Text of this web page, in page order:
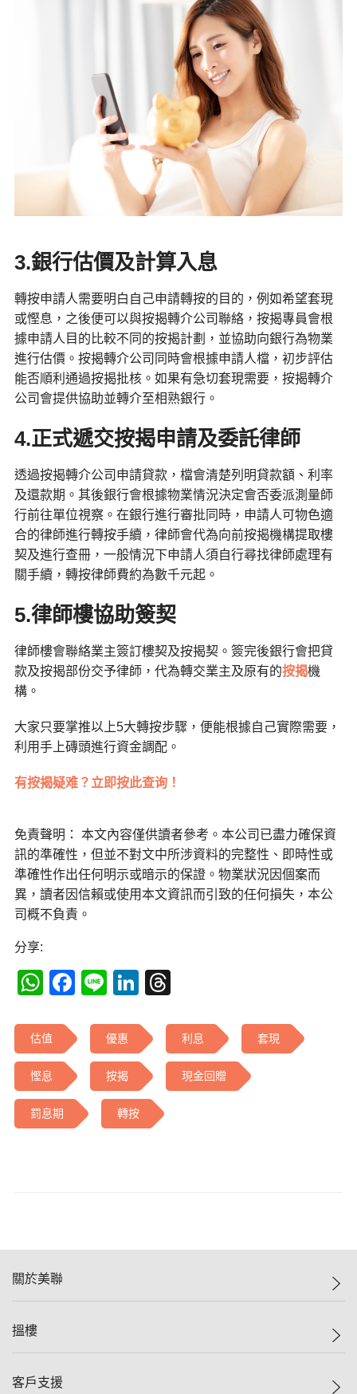
3.銀行估價及計算入息
轉按申請人需要明白自己申請轉按的目的，例如希望套現
或慳息，之後便可以與按揭轉介公司聯絡，按揭專員會根
據申請人目的比較不同的按揭計劃，並協助向銀行為物業
進行估價。按揭轉介公司同時會根據申請人檔，初步評估
能否順利通過按揭批核。如果有急切套現需要，按揭轉介
公司會提供協助並轉介至相熟銀行。
4.正式遞交按揭申請及委託律師
透過按揭轉介公司申請貸款，檔會清楚列明貸款額、利率
及還款期。其後銀行會根據物業情況決定會否委派測量師
行前往單位視察。在銀行進行審批同時，申請人可物色適
合的律師進行轉按手續，律師會代為向前按揭機構提取樓
契及進行查冊，一般情況下申請人須自行尋找律師處理有
關手續，轉按律師費約為數千元起。
5.律師樓協助簽契
律師樓會聯絡業主簽訂樓契及按揭契。簽完後銀行會把貸
款及按揭部份交予律師，代為轉交業主及原有的按揭機
構。
大家只要掌推以上5大轉按步驟，便能根據自己實際需要，
利用手上磚頭進行資金調配。
有按揭疑难？立即按此查询！
免責聲明： 本文內容僅供讀者參考。本公司已盡力確保資
訊的準確性，但並不對文中所涉資料的完整性、即時性或
準確性作出任何明示或暗示的保證。物業狀況因個案而
異，讀者因信賴或使用本文資訊而引致的任何損失，本公
司概不負責。
分享:
WhatsApp
Facebook
LineLinkedIn
估值 優惠 利息 套現
慳息 按揭 現金回贈
罰息期 轉按
關於美聯
美聯集團
搵樓
一手新盤
客戶支援